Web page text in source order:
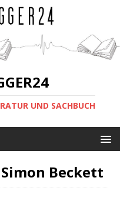
UND SACHBUCH
Simon Beckett